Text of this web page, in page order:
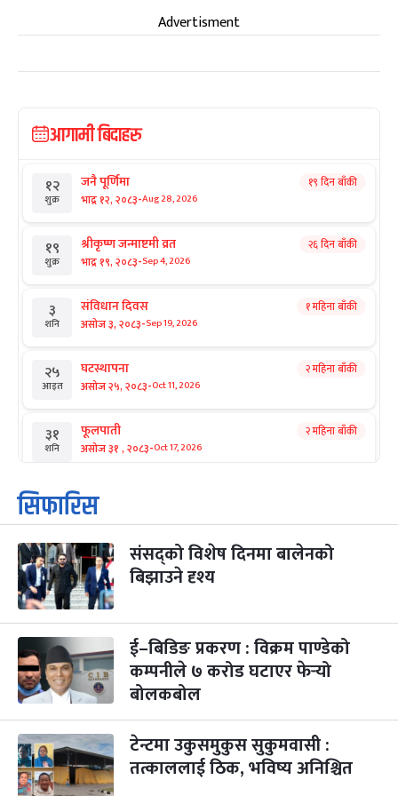
Advertisment
आगामी बिदाहरु
१२
शुक्र
जनै पूर्णिमा
भाद्र १२, २०८३-Aug 28, 2026
१९ दिन बाँकी
१९
शुक्र
श्रीकृष्ण जन्माष्टमी व्रत
भाद्र १९, २०८३-Sep 4, 2026
२६ दिन बाँकी
३
शनि
संविधान दिवस
असोज ३, २०८३-Sep 19, 2026
१ महिना बाँकी
२५
आइत
घटस्थापना
असोज २५, २०८३-Oct 11, 2026
२ महिना बाँकी
३१
शनि
फूलपाती
असोज ३१ , २०८३-Oct 17, 2026
२ महिना बाँकी
१
आइत
कार्तिक सङ्क्रान्ति
कार्तिक १, २०८३
३
मंगल
महानवमी
कार्तिक ३, २०८३-Oct 20, 2026
२ महिना बाँकी
४
बुध कार्तिक ४, २०८३ -Oct 21, 2026
५
बिहि
पापा‌ङ्कुशा एकादशी व्रत
कार्तिक ५, २०८३-Oct 22, 2026
२ महिना बाँकी
२२
आइत
कुकुर तिहार
कार्तिक २२, २०८३-Nov 8, 2026
३ महिना बाँकी
सिफारिस
संसद्को विशेष दिनमा बालेनको
बिझाउने दृश्य
ई–बिडिङ प्रकरण : विक्रम पाण्डेको
कम्पनीले ७ करोड घटाएर फेर्‍यो
बोलकबोल
टेन्टमा उकुसमुकुस सुकुमवासी :
तत्काललाई ठिक, भविष्य अनिश्चित